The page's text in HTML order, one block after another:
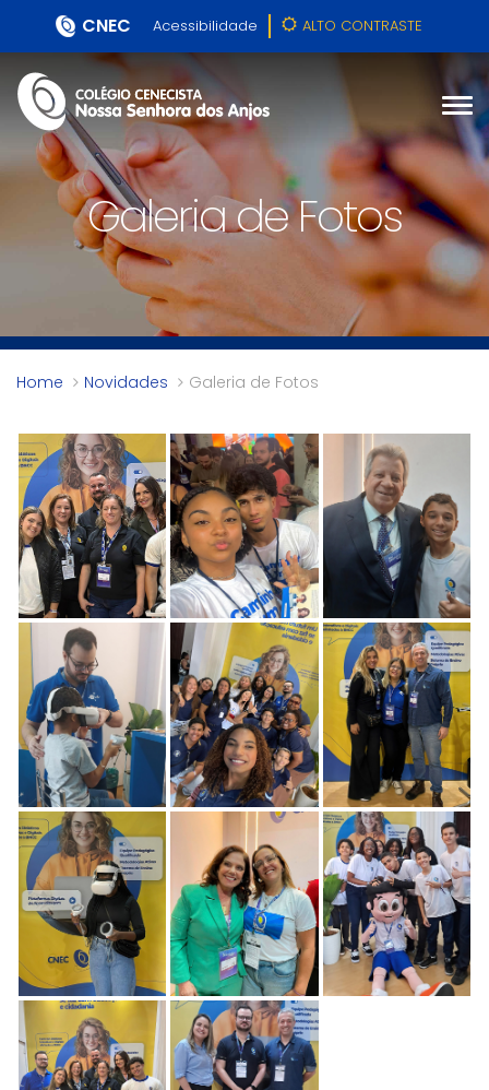
CNEC Acessibilidade ALTO CONTRASTE
Galeria de Fotos
Home Novidades Galeria de Fotos